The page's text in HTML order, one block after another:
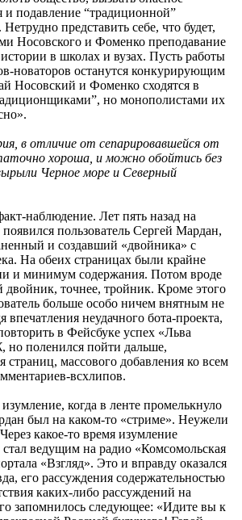
и подавление “традиционной”
представить себе, что будет,
Носовского и Фоменко преподавание
в школах и вузах. Пусть работы
новаторов останутся конкурирующим
Носовский и Фоменко сходятся в
но монополистами их
в отличие от сепарировавшейся от
хороша, и можно обойтись без
Черное море и Северный
наблюдение. Лет пять назад на
пользователь Сергей Мардан,
и создавший «двойника» с
На обеих страницах были крайне
и минимум содержания. Потом вроде
двойник, точнее, тройник. Кроме этого
больше особо ничем внятным не
впечатления неудачного бота-проекта,
в Фейсбуке успех «Льва
поленился пойти дальше,
страниц, массового добавления ко всем
всхлипов.
когда в ленте промелькнуло
был на каком-то «стриме». Неужели
какое-то время изумление
ведущим на радио «Комсомольская
«Взгляд». Это и вправду оказался
его рассуждения содержательностью
каких-либо рассуждений на
запомнилось следующее: «Идите вы к